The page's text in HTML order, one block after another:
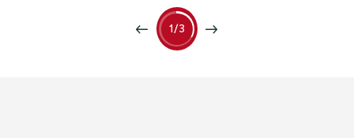
1/3